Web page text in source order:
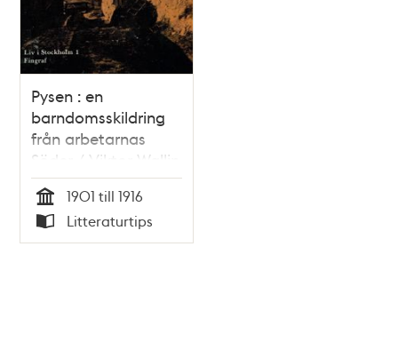
Pysen : en
barndomsskildring
från arbetarnas
Söder / Viktor Wallin
Tid
1901 till 1916
Typ
Litteraturtips